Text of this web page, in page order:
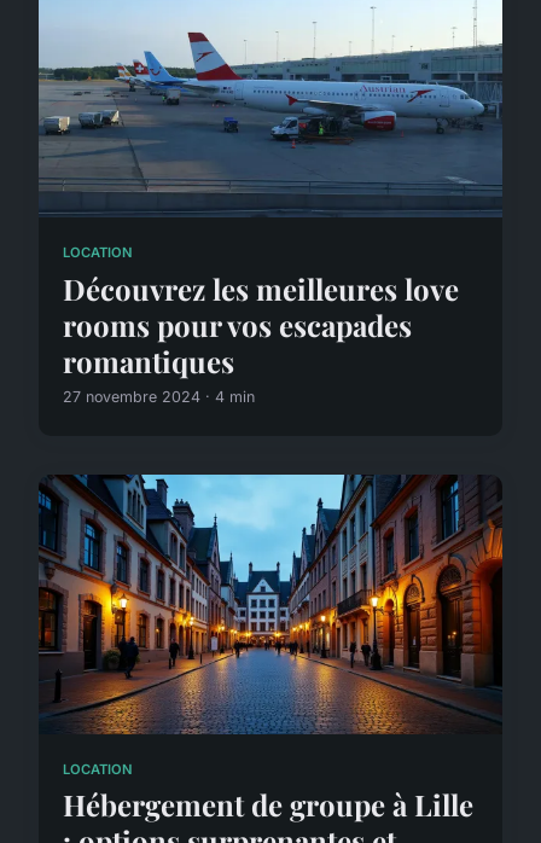
LOCATION
Découvrez les meilleures love
rooms pour vos escapades
romantiques
27 novembre 2024 · 4 min
LOCATION
Hébergement de groupe à Lille